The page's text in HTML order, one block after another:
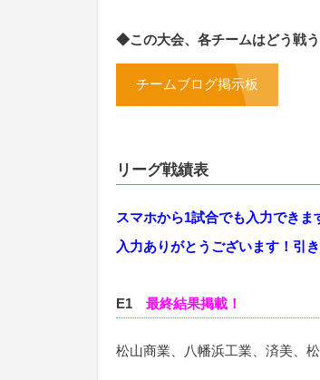
◆この大会、各チームはどう戦
チームブログ掲示板
リーグ戦績表
スマホから1試合でも入力できま
入力ありがとうございます！引
E1 最終結果掲載！
松山商業、八幡浜工業、済美、